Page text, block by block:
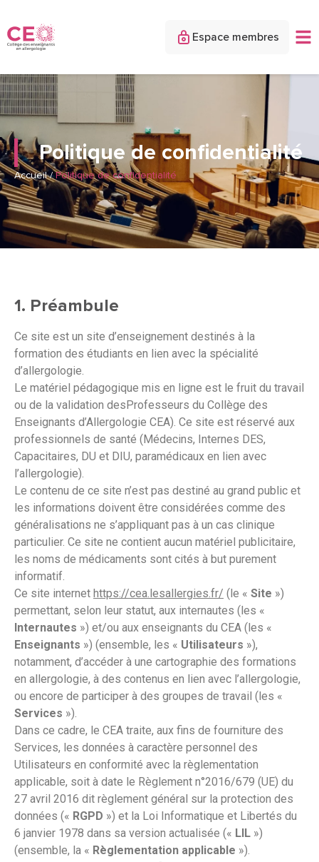
Espace membres
Politique de confidentialité
Accueil/Politique de confidentialité
1. Préambule
Ce site est un site d’enseignement destinés à la
formation des étudiants en lien avec la spécialité
d’allergologie.
Le matériel pédagogique mis en ligne est le fruit du travail
ou de la validation desProfesseurs du Collège des
Enseignants d’Allergologie CEA). Ce site est réservé aux
professionnels de santé (Médecins, Internes DES,
Capacitaires, DU et DIU, paramédicaux en lien avec
l’allergologie).
Le contenu de ce site n’est pas destiné au grand public et
les informations doivent être considérées comme des
généralisations ne s’appliquant pas à un cas clinique
particulier. Ce site ne contient aucun matériel publicitaire,
les noms de médicaments sont cités à but purement
informatif.
Ce site internet https://cea.lesallergies.fr/ (le « Site »)
permettant, selon leur statut, aux internautes (les «
Internautes ») et/ou aux enseignants du CEA (les «
Enseignants ») (ensemble, les « Utilisateurs »),
notamment, d’accéder à une cartographie des formations
en allergologie, à des contenus en lien avec l’allergologie,
ou encore de participer à des groupes de travail (les «
Services »).
Dans ce cadre, le CEA traite, aux fins de fourniture des
Services, les données à caractère personnel des
Utilisateurs en conformité avec la règlementation
applicable, soit à date le Règlement n°2016/679 (UE) du
27 avril 2016 dit règlement général sur la protection des
données (« RGPD ») et la Loi Informatique et Libertés du
6 janvier 1978 dans sa version actualisée (« LIL »)
(ensemble, la « Règlementation applicable »).